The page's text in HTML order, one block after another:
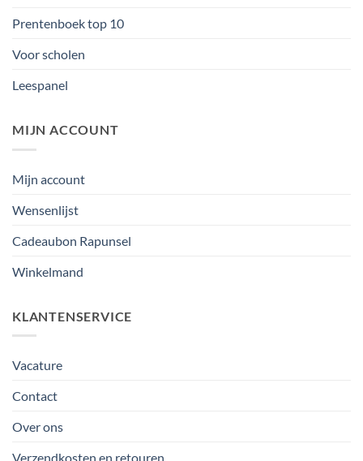
Prentenboek top 10
Voor scholen
Leespanel
MIJN ACCOUNT
Mijn account
Wensenlijst
Cadeaubon Rapunsel
Winkelmand
KLANTENSERVICE
Vacature
Contact
Over ons
Verzendkosten en retouren